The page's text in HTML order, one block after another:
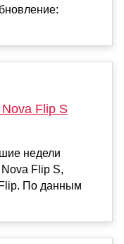
Flip S
недели
Flip S,
По данным